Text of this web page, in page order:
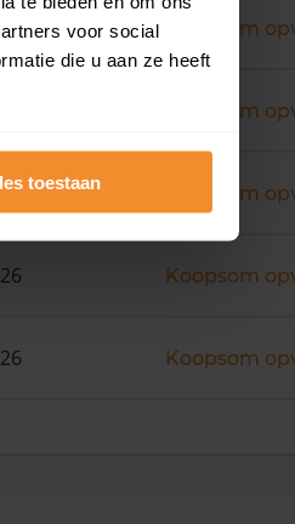
voor social
die u aan ze heeft
toestaan
Koopsom
Koopsom
Koopsom
Koopsom
Koopsom